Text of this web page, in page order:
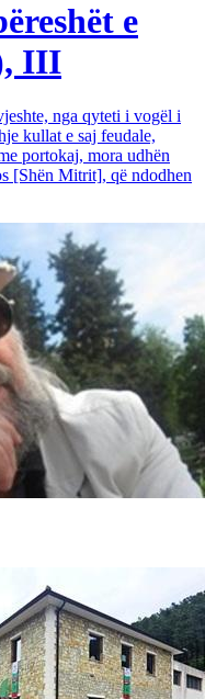
e
III
nga qyteti i vogël i
kullat e saj feudale,
portokaj, mora udhën
[Shën Mitrit], që ndodhen